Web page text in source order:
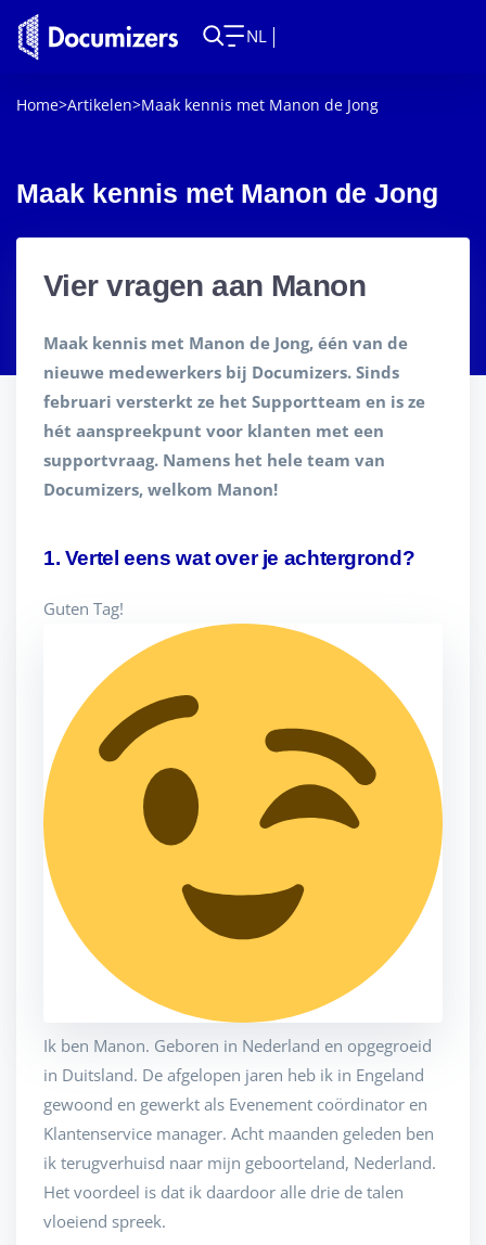
NL
Home>Artikelen>Maak kennis met Manon de Jong
Maak kennis met Manon de Jong
Vier vragen aan Manon
Maak kennis met Manon de Jong, één van de
nieuwe medewerkers bij Documizers. Sinds
februari versterkt ze het Supportteam en is ze
hét aanspreekpunt voor klanten met een
supportvraag. Namens het hele team van
Documizers, welkom Manon!
1. Vertel eens wat over je achtergrond?
Guten Tag!
Ik ben Manon. Geboren in Nederland en opgegroeid
in Duitsland. De afgelopen jaren heb ik in Engeland
gewoond en gewerkt als Evenement coördinator en
Klantenservice manager. Acht maanden geleden ben
ik terugverhuisd naar mijn geboorteland, Nederland.
Het voordeel is dat ik daardoor alle drie de talen
vloeiend spreek.